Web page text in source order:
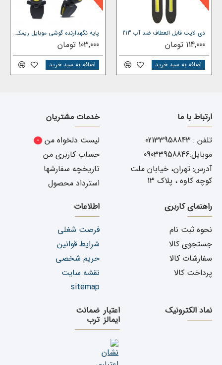
دی لایت قابل انعطاف ضد آب 213
114,000 تومان
اضافه به سبد خرید
پایه نگهدارنده گوشی موبایل ریمکس مدل Remax Car Holder RM-C24
103,000 تومان
اضافه به سبد خرید
ارتباط با ما
تلفن : 02133958843
موبایل:09033958846
آدرس: تهران، خیابان ملت
کوچه کاوه ، پلاک 13
خدمات مشتریان
لیست دلخواه من
0
حساب کاربری من
تاریخچه سفارشها
استرداد محصول
راهنمای کاربری
نحوه ثبت نام
جستجوی کالا
سفارشات کالا
پرداخت کالا
اطلاعات
فرصت شغلی
شرایط قوانین
حریم شخصی
نقشه سایت
sitemap
نماد الکترونیک
اعتبار
ایمالز
ضمانت
ترب